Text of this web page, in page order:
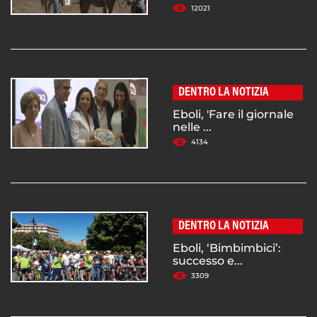
12021
DENTRO LA NOTIZIA
Eboli, 'Fare il giornale
nelle ...
4134
DENTRO LA NOTIZIA
Eboli, ‘Bimbimbici’:
successo e...
3309